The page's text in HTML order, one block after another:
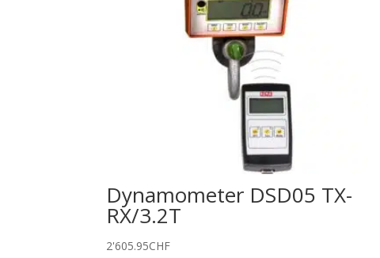
Dynamometer DSD05 TX-
RX/3.2T
2'605.95CHF